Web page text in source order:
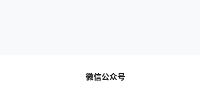
微信公众号